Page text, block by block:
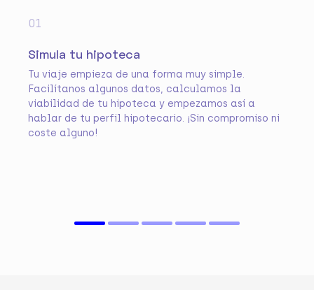
01
Simula tu hipoteca
Tu viaje empieza de una forma muy simple.
Facilítanos algunos datos, calculamos la
viabilidad de tu hipoteca y empezamos así a
hablar de tu perfil hipotecario. ¡Sin compromiso ni
coste alguno!